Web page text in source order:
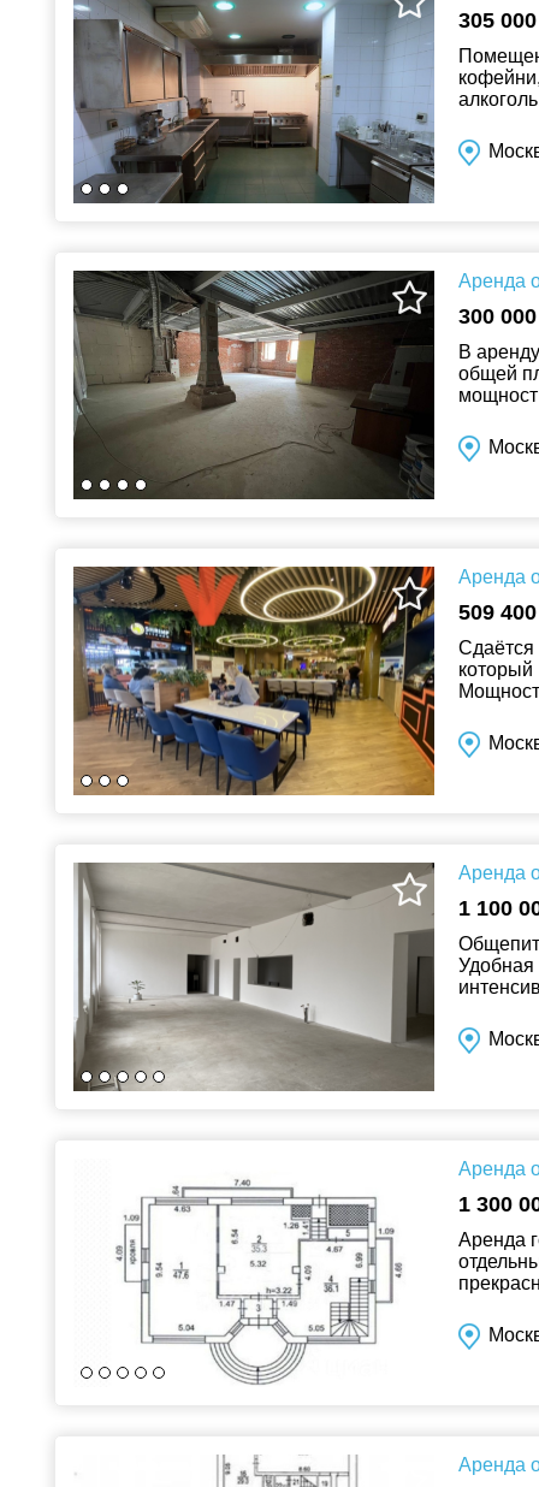
305
Аренда
300
В
общей
Аренда
509
Сдаётся
Аренда
1 100
Удобная
Аренда
1 300
Аренда
Аренда